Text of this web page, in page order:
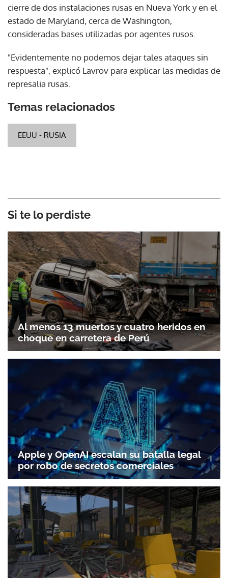
cierre de dos instalaciones rusas en Nueva York y en el
estado de Maryland, cerca de Washington,
consideradas bases utilizadas por agentes rusos.
"Evidentemente no podemos dejar tales ataques sin
respuesta", explicó Lavrov para explicar las medidas de
represalia rusas.
Temas relacionados
EEUU - RUSIA
Si te lo perdiste
Al menos 13 muertos y cuatro heridos en
choque en carretera de Perú
Apple y OpenAI escalan su batalla legal
por robo de secretos comerciales